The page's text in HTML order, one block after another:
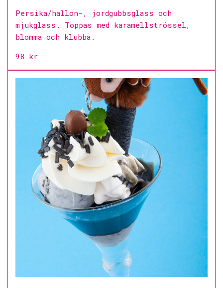
Persika/hallon-, jordgubbsglass och
mjukglass. Toppas med karamellströssel,
blomma och klubba.
98 kr